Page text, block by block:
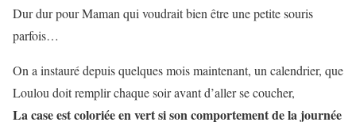
Dur dur pour Maman qui voudrait bien être une petite souris
parfois…
On a instauré depuis quelques mois maintenant, un calendrier, que
Loulou doit remplir chaque soir avant d’aller se coucher,
La case est coloriée en vert si son comportement de la journée